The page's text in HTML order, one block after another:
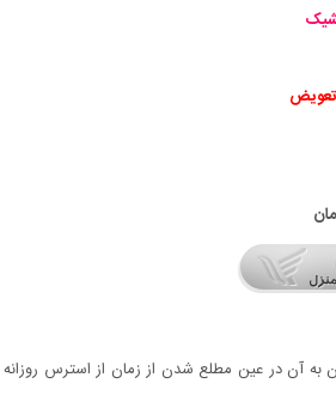
شیک
تعویض
آن در عین مطلع شدن از زمان از استرس روزانه